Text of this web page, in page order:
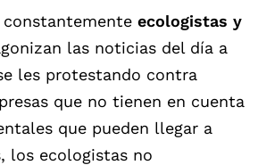
constantemente ecologistas y
las noticias del día a
les protestando contra
que no tienen en cuenta
que pueden llegar a
los ecologistas no